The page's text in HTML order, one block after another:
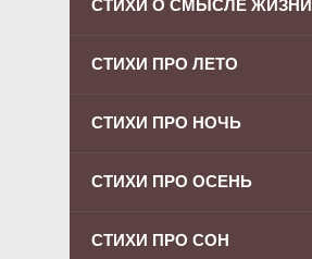
СТИХИ О СМЫСЛЕ ЖИЗНИ
СТИХИ ПРО ЛЕТО
СТИХИ ПРО НОЧЬ
СТИХИ ПРО ОСЕНЬ
СТИХИ ПРО СОН